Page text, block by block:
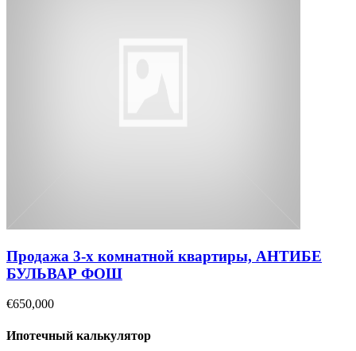
Продажа 3-х комнатной квартиры, АНТИБЕ
БУЛЬВАР ФОШ
€650,000
Ипотечный калькулятор